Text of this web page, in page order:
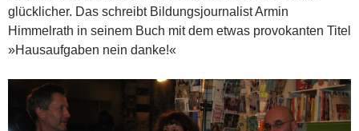
glücklicher. Das schreibt Bildungsjournalist Armin
Himmelrath in seinem Buch mit dem etwas provokanten Titel
»Hausaufgaben nein danke!«